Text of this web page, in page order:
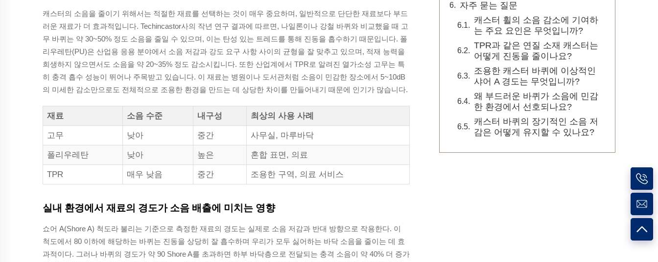
캐스터의 소음을 줄이기 위해서는 적절한 재료를 선택하는 것이 매우 중요하며, 일반적으로 단단한 재료보다 부드
러운 재료가 더 효과적입니다. Techincastor사의 작년 연구 결과에 따르면, 나일론이나 강철 바퀴와 비교했을 때 고
무 바퀴는 약 30~50% 정도 소음을 줄일 수 있으며, 이는 탄성 있는 트레드를 통해 진동을 흡수하기 때문입니다. 폴
리우레탄(PU)은 산업용 응용 분야에서 소음 저감과 강도 요구 사항 사이의 균형을 잘 맞추고 있으며, 적재 능력을
희생하지 않으면서도 소음을 약 20~35% 정도 감소시킵니다. 또한 산업계에서 TPR로 알려진 열가소성 고무는 특
히 충격 흡수 성능이 뛰어나 주목받고 있습니다. 이 재료는 병원이나 도서관처럼 소음이 민감한 장소에서 5~10dB
의 미세한 감소만으로도 전체적으로 조용한 환경을 만드는 데 상당한 차이를 만들어내기 때문에 인기가 많습니다.
재료 소음 수준 내구성 최상의 사용 사례
고무 낮아 중간 사무실, 마루바닥
폴리우레탄 낮아 높은 혼합 표면, 의료
TPR 매우 낮음 중간 조용한 구역, 의료 서비스
실내 환경에서 재료의 경도가 소음 배출에 미치는 영향
쇼어 A(Shore A) 척도라 불리는 기준으로 측정한 재료의 경도는 실제로 소음 저감과 반대 방향으로 작용한다. 이
척도에서 80 이하에 해당하는 바퀴는 진동을 상당히 잘 흡수하며 우리가 모두 싫어하는 바닥 소음을 줄이는 데 효
과적이다. 그러나 바퀴의 경도가 약 90 Shore A를 초과하면 하부 바닥층으로 전달되는 충격 소음이 약 40% 더 증가
자주 묻는 질문
캐스터 휠의 소음 감소에 기여하
는 주요 요인은 무엇입니까?
TPR과 같은 연질 소재 캐스터는
어떻게 진동을 줄이나요?
조용한 캐스터 바퀴에 이상적인
샤어 A 경도는 무엇입니까?
왜 부드러운 바퀴가 소음에 민감
한 환경에서 선호되나요?
캐스터 바퀴의 장기적인 소음 저
감은 어떻게 유지할 수 있나요?